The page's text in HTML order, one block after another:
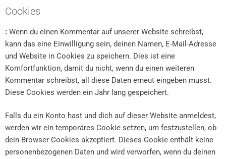
Cookies
: Wenn du einen Kommentar auf unserer Website schreibst,
kann das eine Einwilligung sein, deinen Namen, E-Mail-Adresse
und Website in Cookies zu speichern. Dies ist eine
Komfortfunktion, damit du nicht, wenn du einen weiteren
Kommentar schreibst, all diese Daten erneut eingeben musst.
Diese Cookies werden ein Jahr lang gespeichert.
Falls du ein Konto hast und dich auf dieser Website anmeldest,
werden wir ein temporäres Cookie setzen, um festzustellen, ob
dein Browser Cookies akzeptiert. Dieses Cookie enthält keine
personenbezogenen Daten und wird verworfen, wenn du deinen